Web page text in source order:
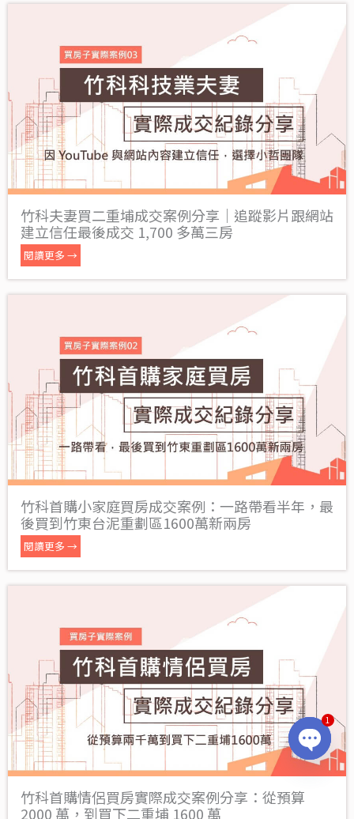
竹科夫妻買二重埔成交案例分享｜追蹤影片跟網站
建立信任最後成交 1,700 多萬三房
閱讀更多 →
竹科首購小家庭買房成交案例：一路帶看半年，最
後買到竹東台泥重劃區1600萬新兩房
閱讀更多 →
竹科首購情侶買房實際成交案例分享：從預算
2000 萬，到買下二重埔 1600 萬
OPEN
CHATY
1